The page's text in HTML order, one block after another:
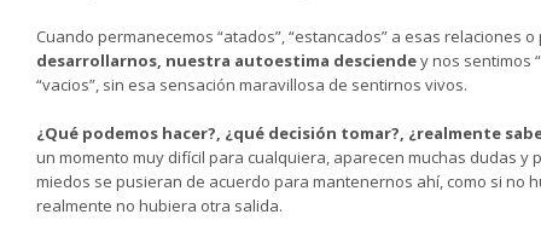
Cuando permanecemos “atados”, “estancados” a esas relaciones
desarrollarnos, nuestra autoestima desciendey nos sentimos
“vacios”, sin esa sensación maravillosa de sentirnos vivos.
¿Qué podemos hacer?, ¿qué decisión tomar?, ¿realmente
un momento muy difícil para cualquiera, aparecen muchas dudas y
miedos se pusieran de acuerdo para mantenernos ahí, como si no
realmente no hubiera otra salida.